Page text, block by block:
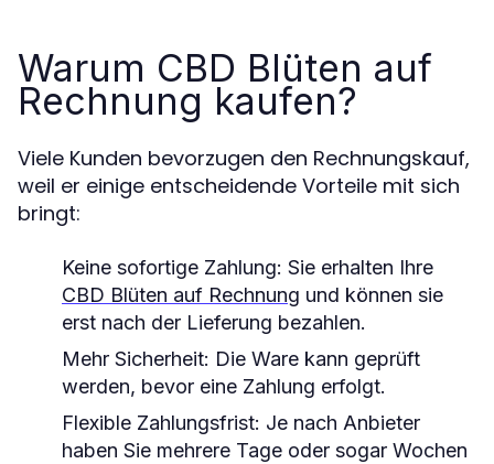
Warum CBD Blüten auf
Rechnung kaufen?
Viele Kunden bevorzugen den Rechnungskauf,
weil er einige entscheidende Vorteile mit sich
bringt:
Keine sofortige Zahlung: Sie erhalten Ihre
CBD Blüten auf Rechnung und können sie
erst nach der Lieferung bezahlen.
Mehr Sicherheit: Die Ware kann geprüft
werden, bevor eine Zahlung erfolgt.
Flexible Zahlungsfrist: Je nach Anbieter
haben Sie mehrere Tage oder sogar Wochen